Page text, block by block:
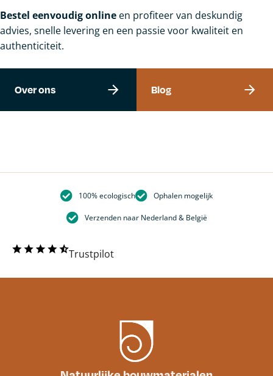
Bestel eenvoudig online en profiteer van deskundig
advies, snelle levering en een passie voor kwaliteit en
authenticiteit.
Over ons Blog
100% ecologisch Ophalen mogelijk
Verzenden naar Nederland & België
Trustpilot